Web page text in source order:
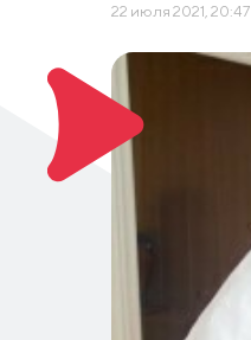
22 июля 2021, 20:47